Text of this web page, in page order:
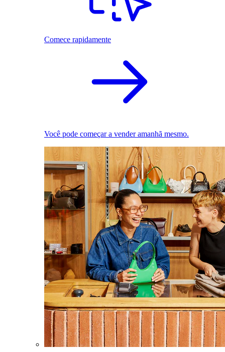
Comece rapidamente
Você pode começar a vender amanhã mesmo.